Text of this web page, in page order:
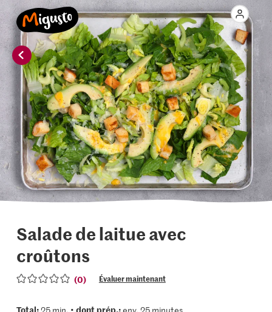
Salade de laitue avec
croûtons
(0) Évaluer maintenant
Total: dont prép.: